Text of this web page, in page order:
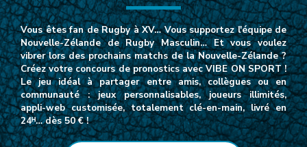
Vous êtes fan de Rugby à XV… Vous supportez l'équipe de
Nouvelle-Zélande de Rugby Masculin… Et vous voulez
vibrer lors des prochains matchs de la Nouvelle-Zélande ?
Créez votre concours de pronostics avec VIBE ON SPORT !
Le jeu idéal à partager entre amis, collègues ou en
communauté : jeux personnalisables, joueurs illimités,
appli-web customisée, totalement clé-en-main, livré en
24ᴴ… dès 50 € !